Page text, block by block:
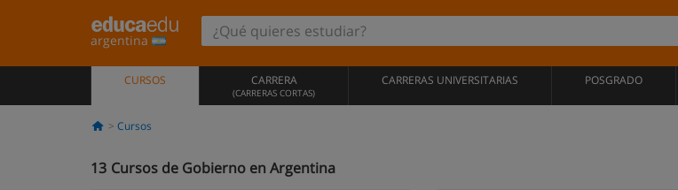
argentina
CURSOS CARRERA
(CARRERAS CORTAS)
CARRERAS UNIVERSITARIAS POSGRADO
Cursos
13 Cursos de Gobierno en Argentina